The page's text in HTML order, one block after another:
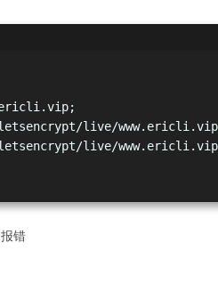
live/
live/
错